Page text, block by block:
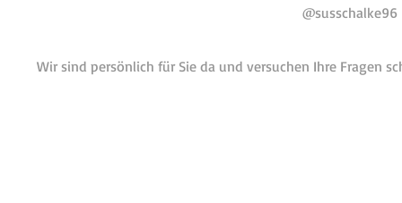
@susschalke96
Wir sind persönlich für Sie da und versuchen Ihre Fragen